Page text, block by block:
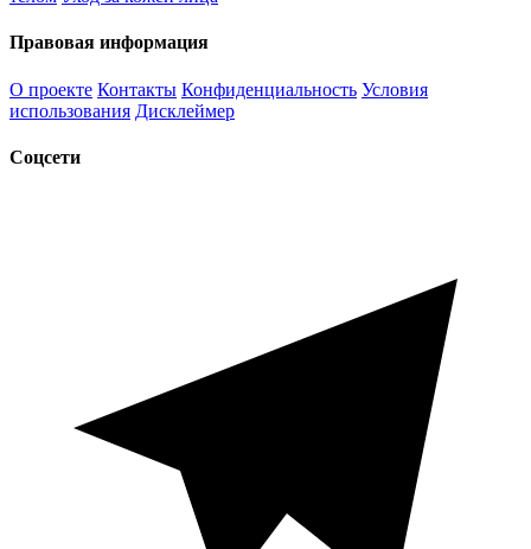
Правовая информация
О проекте Контакты Конфиденциальность Условия
использования Дисклеймер
Соцсети